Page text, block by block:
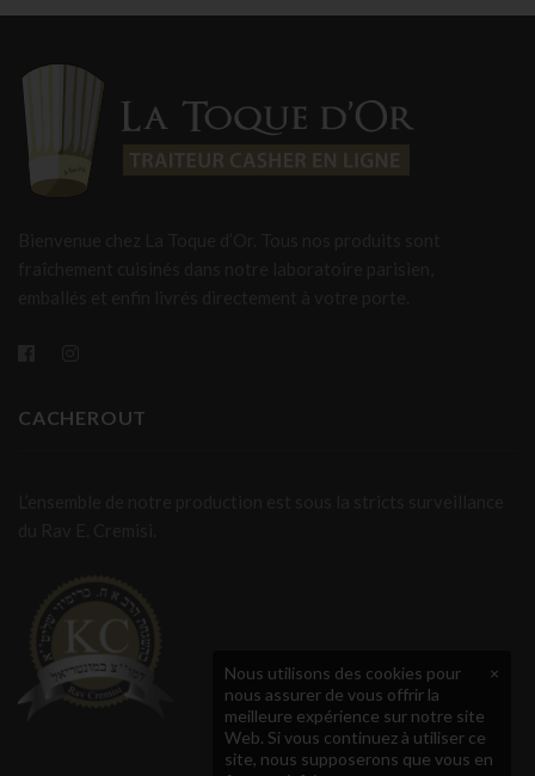
CACHEROUT
×
Nous utilisons des cookies pour
nous assurer de vous offrir la
meilleure expérience sur notre site
Web. Si vous continuez à utiliser ce
site, nous supposerons que vous en